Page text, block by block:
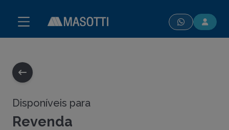
Disponíveis para
Revenda